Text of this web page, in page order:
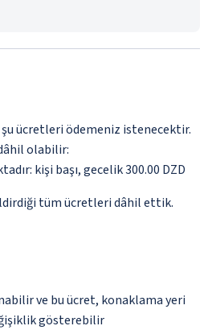
ücretleri ödemeniz istenecektir.
olabilir:
kişi başı, gecelik 300.00 DZD
tüm ücretleri dâhil ettik.
ve bu ücret, konaklama yeri
gösterebilir